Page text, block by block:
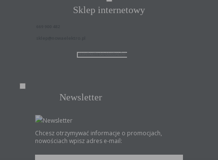
Sklep internetowy
Newsletter
Newsletter
Chcesz otrzymywać informacje o promocjach,
nowościach wpisz adres e-mail: